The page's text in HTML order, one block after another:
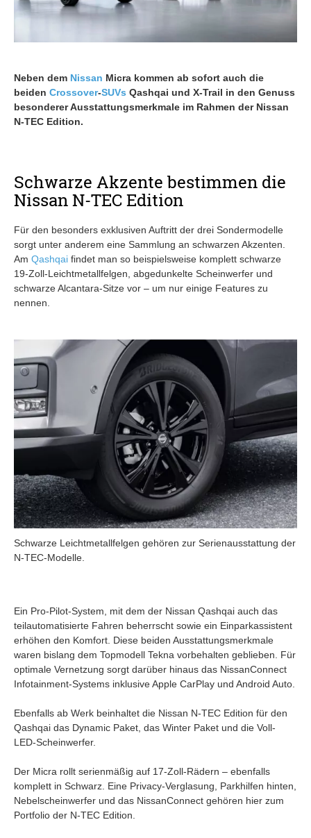
Neben dem Nissan Micra kommen ab sofort auch die
beiden Crossover-SUVs Qashqai und X-Trail in den Genuss
besonderer Ausstattungsmerkmale im Rahmen der Nissan
N-TEC Edition.
Schwarze Akzente bestimmen die
Nissan N-TEC Edition
Für den besonders exklusiven Auftritt der drei Sondermodelle
sorgt unter anderem eine Sammlung an schwarzen Akzenten.
Am Qashqai findet man so beispielsweise komplett schwarze
19-Zoll-Leichtmetallfelgen, abgedunkelte Scheinwerfer und
schwarze Alcantara-Sitze vor – um nur einige Features zu
nennen.
Schwarze Leichtmetallfelgen gehören zur Serienausstattung der
N-TEC-Modelle.
Ein Pro-Pilot-System, mit dem der Nissan Qashqai auch das
teilautomatisierte Fahren beherrscht sowie ein Einparkassistent
erhöhen den Komfort. Diese beiden Ausstattungsmerkmale
waren bislang dem Topmodell Tekna vorbehalten geblieben. Für
optimale Vernetzung sorgt darüber hinaus das NissanConnect
Infotainment-Systems inklusive Apple CarPlay und Android Auto.
Ebenfalls ab Werk beinhaltet die Nissan N-TEC Edition für den
Qashqai das Dynamic Paket, das Winter Paket und die Voll-
LED-Scheinwerfer.
Der Micra rollt serienmäßig auf 17-Zoll-Rädern – ebenfalls
komplett in Schwarz. Eine Privacy-Verglasung, Parkhilfen hinten,
Nebelscheinwerfer und das NissanConnect gehören hier zum
Portfolio der N-TEC Edition.